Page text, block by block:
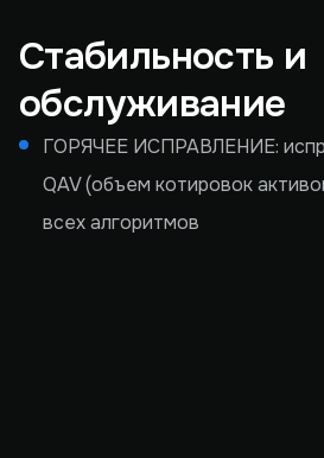
Стабильность и
обслуживание
ГОРЯЧЕЕ ИСПРАВЛЕНИЕ:
QAV (объем котировок
всех алгоритмов